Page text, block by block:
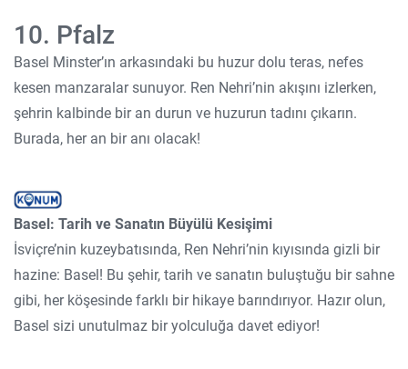
10. Pfalz
Basel Minster’ın arkasındaki bu huzur dolu teras, nefes
kesen manzaralar sunuyor. Ren Nehri’nin akışını izlerken,
şehrin kalbinde bir an durun ve huzurun tadını çıkarın.
Burada, her an bir anı olacak!
Basel: Tarih ve Sanatın Büyülü Kesişimi
İsviçre’nin kuzeybatısında, Ren Nehri’nin kıyısında gizli bir
hazine: Basel! Bu şehir, tarih ve sanatın buluştuğu bir sahne
gibi, her köşesinde farklı bir hikaye barındırıyor. Hazır olun,
Basel sizi unutulmaz bir yolculuğa davet ediyor!